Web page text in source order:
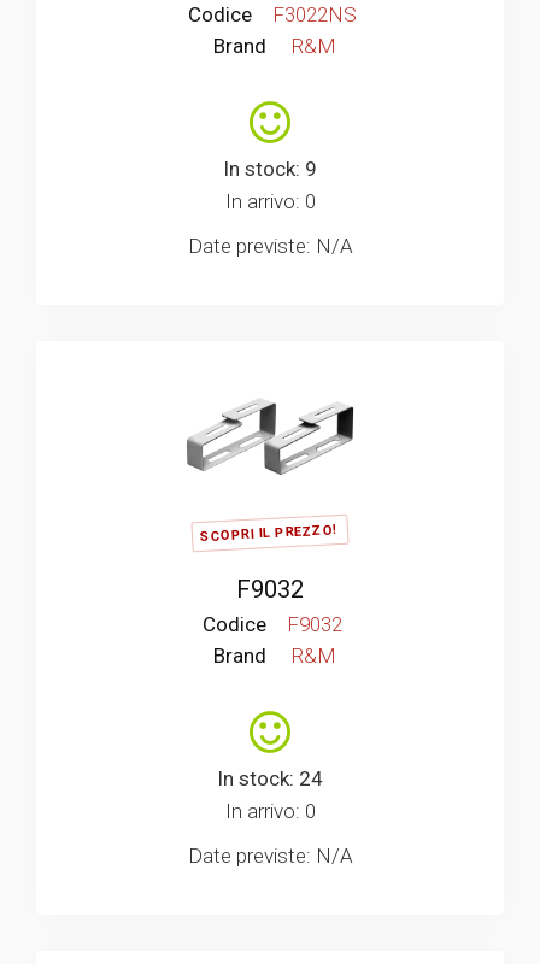
Codice
F3022NS
Brand
R&M
In stock: 9
In arrivo: 0
Date previste: N/A
SCOPRI IL PREZZO!
F9032
Codice
F9032
Brand
R&M
In stock: 24
In arrivo: 0
Date previste: N/A